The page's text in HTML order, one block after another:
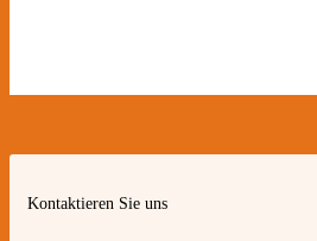
Kontaktieren Sie uns